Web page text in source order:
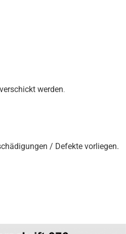
werden.
/ Defekte vorliegen.